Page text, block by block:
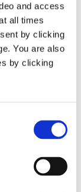
and access
all times
by clicking
You are also
by clicking
regionerne,
er ramt af høj
at vi
vi blevet enige
dagens aftale,